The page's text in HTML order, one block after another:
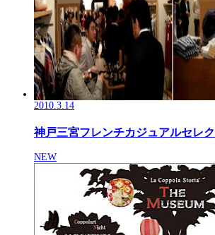
2010.3.14
神戸三宮フレンチカジュアルセレ
NEW